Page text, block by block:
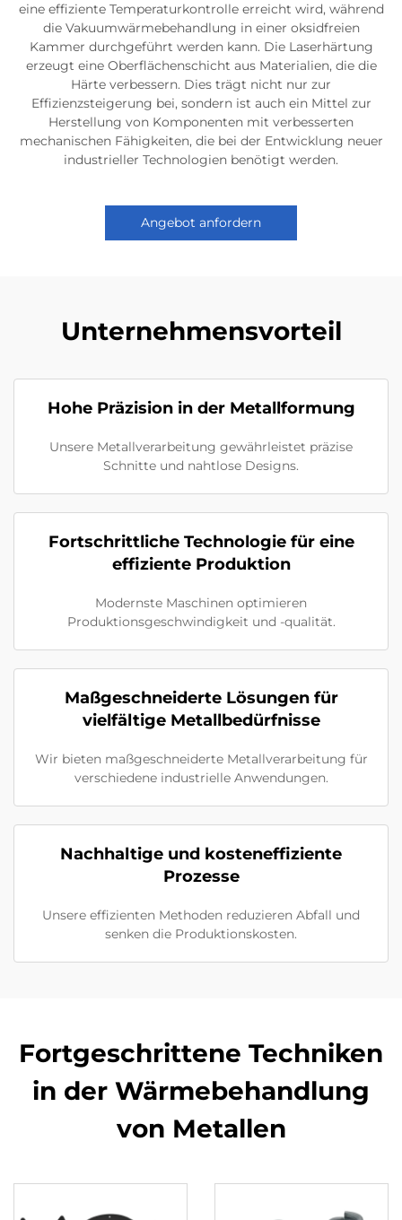
eine effiziente Temperaturkontrolle erreicht wird, während
die Vakuumwärmebehandlung in einer oksidfreien
Kammer durchgeführt werden kann. Die Laserhärtung
erzeugt eine Oberflächenschicht aus Materialien, die die
Härte verbessern. Dies trägt nicht nur zur
Effizienzsteigerung bei, sondern ist auch ein Mittel zur
Herstellung von Komponenten mit verbesserten
mechanischen Fähigkeiten, die bei der Entwicklung neuer
industrieller Technologien benötigt werden.
Angebot anfordern
Unternehmensvorteil
Hohe Präzision in der Metallformung
Unsere Metallverarbeitung gewährleistet präzise
Schnitte und nahtlose Designs.
Fortschrittliche Technologie für eine
effiziente Produktion
Modernste Maschinen optimieren
Produktionsgeschwindigkeit und -qualität.
Maßgeschneiderte Lösungen für
vielfältige Metallbedürfnisse
Wir bieten maßgeschneiderte Metallverarbeitung für
verschiedene industrielle Anwendungen.
Nachhaltige und kosteneffiziente
Prozesse
Unsere effizienten Methoden reduzieren Abfall und
senken die Produktionskosten.
Fortgeschrittene Techniken
in der Wärmebehandlung
von Metallen